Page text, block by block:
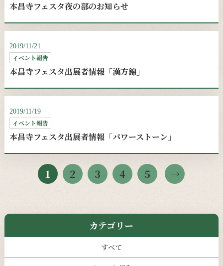
カテゴリー
すべて
本昌寺フェスタ夜の部のお知らせ
2019/11/21
イベント報告
本昌寺フェスタ出展者情報「漢方錦」
2019/11/19
イベント報告
本昌寺フェスタ出展者情報「パワーストーン」
1 2 3 4 5